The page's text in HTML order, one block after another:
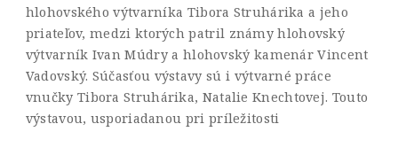
hlohovského výtvarníka Tibora Struhárika a jeho
priateľov, medzi ktorých patril známy hlohovský
výtvarník Ivan Múdry a hlohovský kamenár Vincent
Vadovský. Súčasťou výstavy sú i výtvarné práce
vnučky Tibora Struhárika, Natalie Knechtovej. Touto
výstavou, usporiadanou pri príležitosti